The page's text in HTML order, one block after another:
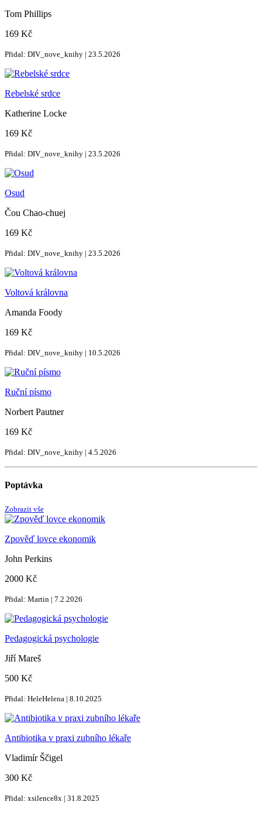
Tom Phillips
169 Kč
Přidal: DIV_nove_knihy | 23.5.2026
Rebelské srdce
Katherine Locke
169 Kč
Přidal: DIV_nove_knihy | 23.5.2026
Osud
Čou Chao-chuej
169 Kč
Přidal: DIV_nove_knihy | 23.5.2026
Voltová královna
Amanda Foody
169 Kč
Přidal: DIV_nove_knihy | 10.5.2026
Ruční písmo
Norbert Pautner
169 Kč
Přidal: DIV_nove_knihy | 4.5.2026
Poptávka
Zobrazit vše
Zpověď lovce ekonomik
John Perkins
2000 Kč
Přidal: Martin | 7.2.2026
Pedagogická psychologie
Jiří Mareš
500 Kč
Přidal: HeleHelena | 8.10.2025
Antibiotika v praxi zubního lékaře
Vladimír Ščigel
300 Kč
Přidal: xsilence8x | 31.8.2025